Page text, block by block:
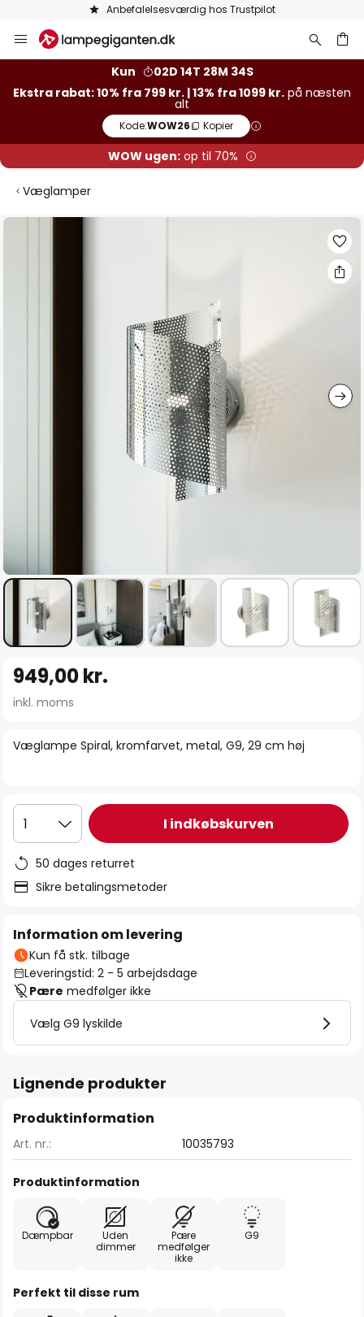
Anbefalelsesværdig hos Trustpilot
to
Kun
02D 14T 28M 33S
Ekstra rabat: 10% fra 799 kr. | 13% fra 1099 kr. på næsten
alt
Kode:WOW26 Kopier
WOW ugen:op til 70%
Væglamper
Gå
starten
billedgalleriet
Væglampe Spiral, kromfarvet, metal, G9, 29 cm høj
949,00 kr.
inkl. moms
1 I indkøbskurven
50 dages returret
Sikre betalingsmetoder
Information om levering
Kun få stk. tilbage
Leveringstid: 2 - 5 arbejdsdage
Pære medfølger ikke
Vælg G9 lyskilde
Lignende produkter
Produktinformation
Art. nr.: 10035793
Produktinformation
Dæmpbar
Uden
dimmer
Pære
medfølger
ikke
G9
Perfekt til disse rum